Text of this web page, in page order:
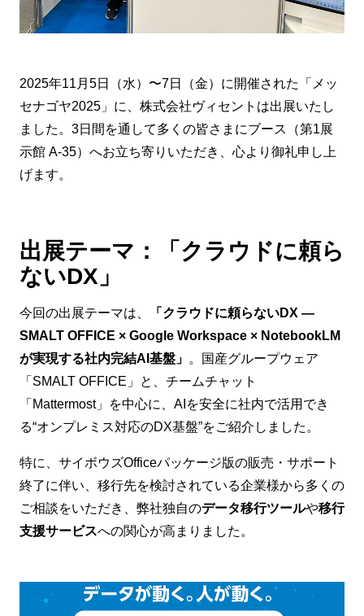
2025年11月5日（水）〜7日（金）に開催された「メッ
セナゴヤ2025」に、株式会社ヴィセントは出展いたし
ました。3日間を通して多くの皆さまにブース（第1展
示館 A-35）へお立ち寄りいただき、心より御礼申し上
げます。
出展テーマ：「クラウドに頼ら
ないDX」
今回の出展テーマは、
「クラウドに頼らないDX ―
SMALT OFFICE × Google Workspace × NotebookLM
が実現する社内完結AI基盤」 。国産グループウェア
「SMALT OFFICE」と、チームチャット
「Mattermost」を中心に、AIを安全に社内で活用でき
る“オンプレミス対応のDX基盤”をご紹介しました。
特に、サイボウズOfficeパッケージ版の販売・サポート
終了に伴い、移行先を検討されている企業様から多くの
ご相談をいただき、弊社独自のデータ移行ツールや移行
支援サービスへの関心が高まりました。